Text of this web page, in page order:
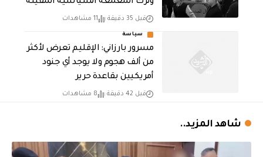
قبل 35 دقيقة 11 مشاهدات
سياسة
مسرور بارزاني: الإقليم تعرض لأكثر
من ألف هجوم ولا يوجد أي جنود
أمريكيين بقاعدة حرير
قبل 42 دقيقة 8 مشاهدات
شاهد المزيد..